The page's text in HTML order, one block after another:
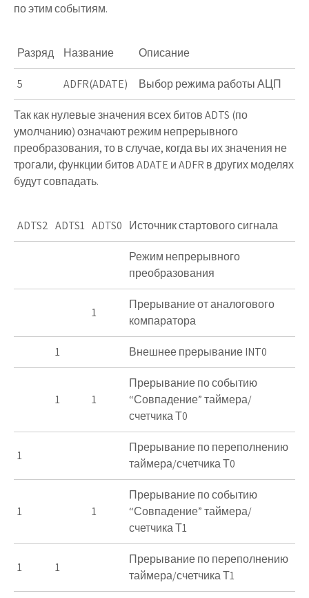
по этим событиям.
Разряд Название Описание
5 ADFR(ADATE) Выбор режима работы АЦП
Так как нулевые значения всех битовADTS (по
умолчанию) означают режим непрерывного
преобразования, то в случае, когда вы их значения не
трогали, функции битовADATE иADFR в других моделях
будут совпадать.
ADTS2 ADTS1 ADTS0 Источник стартового сигнала
Режим непрерывного
преобразования
1
Прерывание от аналогового
компаратора
1 Внешнее прерывание INT0
1 1
Прерывание по событию
“Совпадение” таймера/
счетчика Т0
1
Прерывание по переполнению
таймера/счетчика Т0
1 1
Прерывание по событию
“Совпадение” таймера/
счетчика Т1
1 1
Прерывание по переполнению
таймера/счетчика Т1